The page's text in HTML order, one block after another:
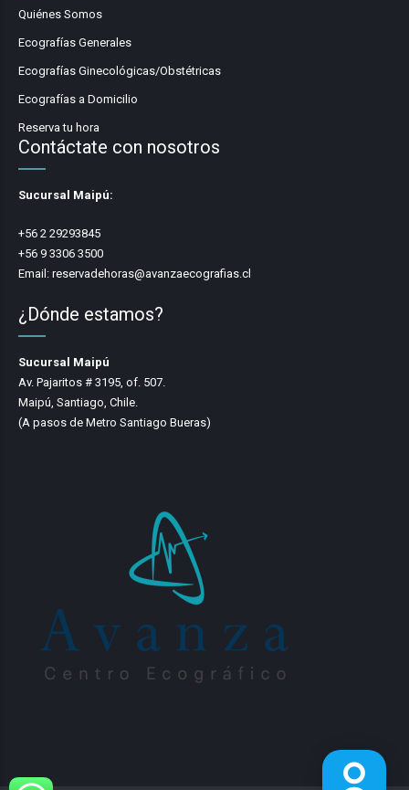
Quiénes Somos
Ecografías Generales
Ecografías Ginecológicas/Obstétricas
Ecografías a Domicilio
Reserva tu hora
Contáctate con nosotros
Sucursal Maipú:
+56 2 29293845
+56 9 3306 3500
Email: reservadehoras@avanzaecografias.cl
¿Dónde estamos?
Sucursal Maipú
Av. Pajaritos # 3195, of. 507.
Maipú, Santiago, Chile.
(A pasos de Metro Santiago Bueras)